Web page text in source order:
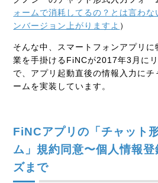
ォームで消耗してるの？とは言わな
ンバージョン上がりますよ ）
そんな中、スマートフォンアプリ
業を手掛けるFiNCが2017年3月に
で、アプリ起動直後の情報入力にチ
ームを実装しています。
FiNCアプリの「チャット
ム」規約同意〜個人情報
ズまで